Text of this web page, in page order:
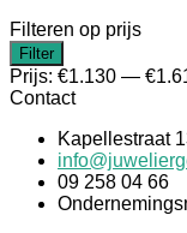
Filteren op prijs
Min.
prijs
Max.
prijs
Filter
Prijs: €1.130 —
Contact
Kapellestraat
09 258 04 66